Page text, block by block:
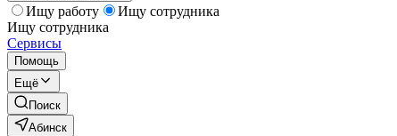
Ищу работу
Ищу сотрудника
Ищу сотрудника
Сервисы
Помощь
Ещё
Поиск
Абинск